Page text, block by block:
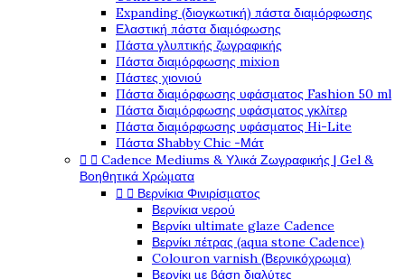
Expanding (διογκωτική) πάστα διαμόρφωσης
Ελαστική πάστα διαμόφωσης
Πάστα γλυπτικής ζωγραφικής
Πάστα διαμόρφωσης mixion
Πάστες χιονιού
Πάστα διαμόρφωσης υφάσματος Fashion 50 ml
Πάστα διαμόρφωσης υφάσματος γκλίτερ
Πάστα διαμόρφωσης υφάσματος Hi-Lite
Πάστα Shabby Chic -Μάτ
  Cadence Mediums & Υλικά Ζωγραφικής | Gel &
Βοηθητικά Χρώματα
  Βερνίκια Φινιρίσματος
Βερνίκια νερού
Βερνίκι ultimate glaze Cadence
Βερνίκι πέτρας (aqua stone Cadence)
Colouron varnish (Βερνικόχρωμα)
Βερνίκι με βάση διαλύτες